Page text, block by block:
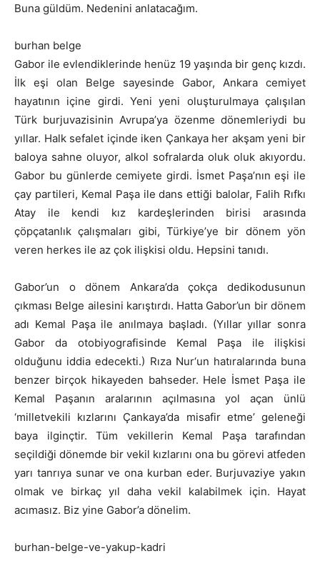
Buna güldüm. Nedenini anlatacağım.
burhan belge
Gabor ile evlendiklerinde henüz 19 yaşında bir genç kızdı.
İlk eşi olan Belge sayesinde Gabor, Ankara cemiyet
hayatının içine girdi. Yeni yeni oluşturulmaya çalışılan
Türk burjuvazisinin Avrupa’ya özenme dönemleriydi bu
yıllar. Halk sefalet içinde iken Çankaya her akşam yeni bir
baloya sahne oluyor, alkol sofralarda oluk oluk akıyordu.
Gabor bu günlerde cemiyete girdi. İsmet Paşa’nın eşi ile
çay partileri, Kemal Paşa ile dans ettiği balolar, Falih Rıfkı
Atay ile kendi kız kardeşlerinden birisi arasında
çöpçatanlık çalışmaları gibi, Türkiye’ye bir dönem yön
veren herkes ile az çok ilişkisi oldu. Hepsini tanıdı.
Gabor’un o dönem Ankara’da çokça dedikodusunun
çıkması Belge ailesini karıştırdı. Hatta Gabor’un bir dönem
adı Kemal Paşa ile anılmaya başladı. (Yıllar yıllar sonra
Gabor da otobiyografisinde Kemal Paşa ile ilişkisi
olduğunu iddia edecekti.) Rıza Nur‘un hatıralarında buna
benzer birçok hikayeden bahseder. Hele İsmet Paşa ile
Kemal Paşanın aralarının açılmasına yol açan ünlü
‘milletvekili kızlarını Çankaya’da misafir etme’ geleneği
baya ilginçtir. Tüm vekillerin Kemal Paşa tarafından
seçildiği dönemde bir vekil kızlarını ona bu görevi atfeden
yarı tanrıya sunar ve ona kurban eder. Burjuvaziye yakın
olmak ve birkaç yıl daha vekil kalabilmek için. Hayat
acımasız. Biz yine Gabor’a dönelim.
burhan-belge-ve-yakup-kadri